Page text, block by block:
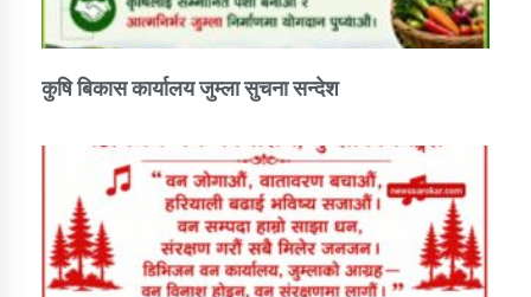
कुषि बिकास कार्यालय जुम्ला सुचना सन्देश